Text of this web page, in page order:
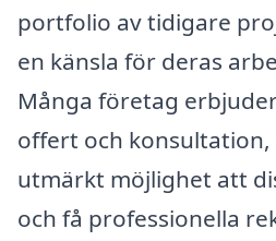
portfolio av tidigare
en känsla för deras
Många företag
offert och konsultation,
utmärkt möjlighet att
och få professionella